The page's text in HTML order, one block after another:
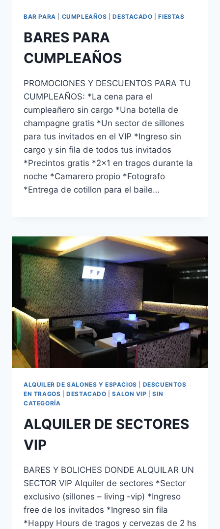
BAR PARA CUMPLEAÑOS |DESTACADO |FIESTAS
BARES PARA
CUMPLEAÑOS
PROMOCIONES Y DESCUENTOS PARA TU
CUMPLEAÑOS: *La cena para el
cumpleañero sin cargo *Una botella de
champagne gratis *Un sector de sillones
para tus invitados en el VIP *Ingreso sin
cargo y sin fila de todos tus invitados
*Precintos gratis *2×1 en tragos durante la
noche *Camarero propio *Fotografo
*Entrega de cotillon para el baile…
ALQUILER DE SALONES Y ESPACIOS
DESCUENTOS
EN TRAGOS |DESTACADO |SALON VIP |SIN
CATEGORÍA
ALQUILER DE SECTORES
VIP
BARES Y BOLICHES DONDE ALQUILAR UN
SECTOR VIP Alquiler de sectores *Sector
exclusivo (sillones – living -vip) *Ingreso
free de los invitados *Ingreso sin fila
*Happy Hours de tragos y cervezas de 2 hs